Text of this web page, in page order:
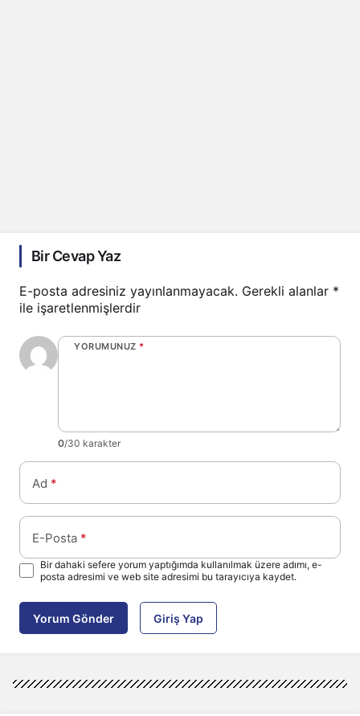
Bir Cevap Yaz
E-posta adresiniz yayınlanmayacak. Gerekli alanlar *
ile işaretlenmişlerdir
YORUMUNUZ *
0/30 karakter
Ad *
E-Posta *
Bir dahaki sefere yorum yaptığımda kullanılmak üzere adımı, e-
posta adresimi ve web site adresimi bu tarayıcıya kaydet.
Yorum Gönder Giriş Yap